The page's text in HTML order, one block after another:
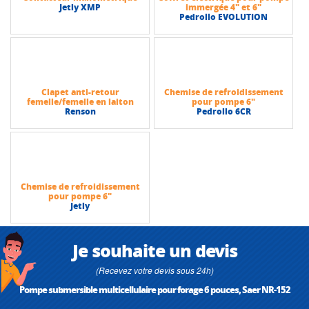
Jetly XMP
immergée 4" et 6"
Pedrollo EVOLUTION
Clapet anti-retour
femelle/femelle en laiton
Renson
Chemise de refroidissement
pour pompe 6"
Pedrollo 6CR
Chemise de refroidissement
pour pompe 6"
Jetly
Je souhaite un devis
(Recevez votre devis sous 24h)
Pompe submersible multicellulaire pour forage 6 pouces, Saer NR-152